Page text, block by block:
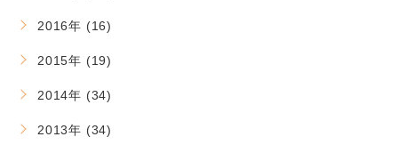
2016年 (16)
2015年 (19)
2014年 (34)
2013年 (34)